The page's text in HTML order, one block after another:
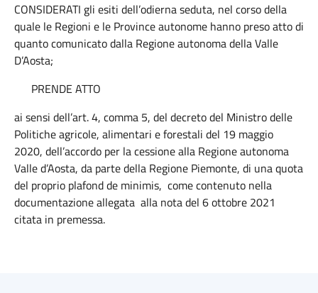
CONSIDERATI gli esiti dell’odierna seduta, nel corso della
quale le Regioni e le Province autonome hanno preso atto di
quanto comunicato dalla Regione autonoma della Valle
D’Aosta;
PRENDE ATTO
ai sensi dell’art. 4, comma 5, del decreto del Ministro delle
Politiche agricole, alimentari e forestali del 19 maggio
2020, dell’accordo per la cessione alla Regione autonoma
Valle d’Aosta, da parte della Regione Piemonte, di una quota
del proprio plafond de minimis, come contenuto nella
documentazione allegata alla nota del 6 ottobre 2021
citata in premessa.